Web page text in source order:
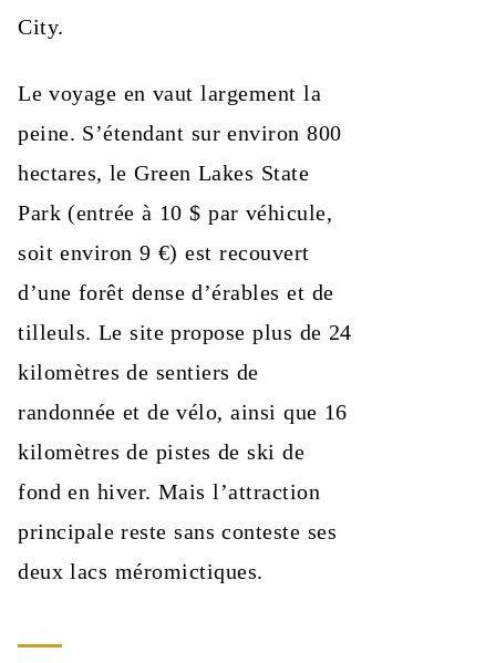
City.
Le voyage en vaut largement la
peine. S’étendant sur environ 800
hectares, le Green Lakes State
Park (entrée à 10 $ par véhicule,
soit environ 9 €) est recouvert
d’une forêt dense d’érables et de
tilleuls. Le site propose plus de 24
kilomètres de sentiers de
randonnée et de vélo, ainsi que 16
kilomètres de pistes de ski de
fond en hiver. Mais l’attraction
principale reste sans conteste ses
deux lacs méromictiques.